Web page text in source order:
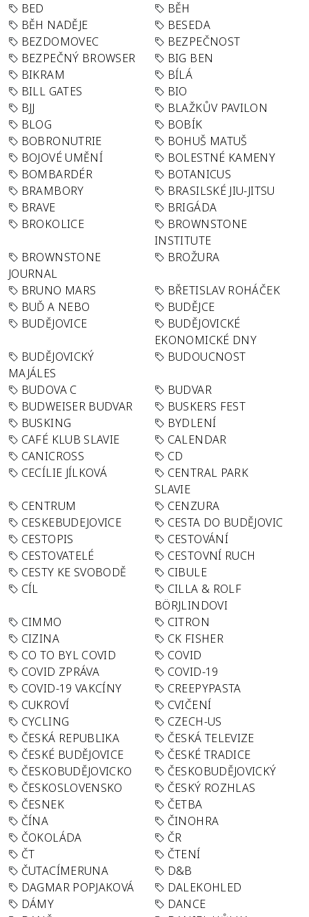
BED
BĚH
BĚH NADĚJE
BESEDA
BEZDOMOVEC
BEZPEČNOST
BEZPEČNÝ BROWSER
BIG BEN
BIKRAM
BÍLÁ
BILL GATES
BIO
BJJ
BLAŽKŮV PAVILON
BLOG
BOBÍK
BOBRONUTRIE
BOHUŠ MATUŠ
BOJOVÉ UMĚNÍ
BOLESTNÉ KAMENY
BOMBARDÉR
BOTANICUS
BRAMBORY
BRASILSKÉ JIU-JITSU
BRAVE
BRIGÁDA
BROKOLICE
BROWNSTONE
INSTITUTE
BROWNSTONE
JOURNAL
BROŽURA
BRUNO MARS
BŘETISLAV ROHÁČEK
BUĎ A NEBO
BUDĚJCE
BUDĚJOVICE
BUDĚJOVICKÉ
EKONOMICKÉ DNY
BUDĚJOVICKÝ
MAJÁLES
BUDOUCNOST
BUDOVA C
BUDVAR
BUDWEISER BUDVAR
BUSKERS FEST
BUSKING
BYDLENÍ
CAFÉ KLUB SLAVIE
CALENDAR
CANICROSS
CD
CECÍLIE JÍLKOVÁ
CENTRAL PARK
SLAVIE
CENTRUM
CENZURA
CESKEBUDEJOVICE
CESTA DO BUDĚJOVIC
CESTOPIS
CESTOVÁNÍ
CESTOVATELÉ
CESTOVNÍ RUCH
CESTY KE SVOBODĚ
CIBULE
CÍL
CILLA & ROLF
BÖRJLINDOVI
CIMMO
CITRON
CIZINA
CK FISHER
CO TO BYL COVID
COVID
COVID ZPRÁVA
COVID-19
COVID-19 VAKCÍNY
CREEPYPASTA
CUKROVÍ
CVIČENÍ
CYCLING
CZECH-US
ČESKÁ REPUBLIKA
ČESKÁ TELEVIZE
ČESKÉ BUDĚJOVICE
ČESKÉ TRADICE
ČESKOBUDĚJOVICKO
ČESKOBUDĚJOVICKÝ
ČESKOSLOVENSKO
ČESKÝ ROZHLAS
ČESNEK
ČETBA
ČÍNA
ČINOHRA
ČOKOLÁDA
ČR
ČT
ČTENÍ
ČUTACÍMERUNA
D&B
DAGMAR POPJAKOVÁ
DALEKOHLED
DÁMY
DANCE